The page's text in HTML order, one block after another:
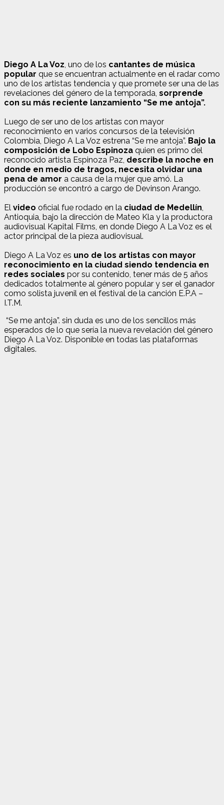
Diego A La Voz, uno de los cantantes de música
popular que se encuentran actualmente en el radar como
uno de los artistas tendencia y que promete ser una de las
revelaciones del género de la temporada, sorprende
con su más reciente lanzamiento “Se me antoja”.
Luego de ser uno de los artistas con mayor
reconocimiento en varios concursos de la televisión
Colombia, Diego A La Voz estrena “Se me antoja”. Bajo la
composición de Lobo Espinoza quien es primo del
reconocido artista Espinoza Paz, describe la noche en
donde en medio de tragos, necesita olvidar una
pena de amor a causa de la mujer que amó. La
producción se encontró a cargo de Devinson Arango.
El video oficial fue rodado en la ciudad de Medellín,
Antioquia, bajo la dirección de Mateo Kla y la productora
audiovisual Kapital Films, en donde Diego A La Voz es el
actor principal de la pieza audiovisual.
Diego A La Voz es uno de los artistas con mayor
reconocimiento en la ciudad siendo tendencia en
redes sociales por su contenido, tener más de 5 años
dedicados totalmente al género popular y ser el ganador
como solista juvenil en el festival de la canción E.P.A –
I.T.M.
“Se me antoja”. sin duda es uno de los sencillos más
esperados de lo que sería la nueva revelación del género
Diego A La Voz. Disponible en todas las plataformas
digitales.